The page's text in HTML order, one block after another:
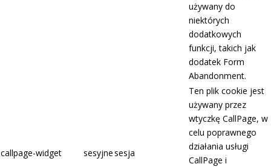
używany do
niektórych
dodatkowych
funkcji, takich jak
dodatek Form
Abandonment.
callpage-widget sesyjnesesja
Ten plik cookie jest
używany przez
wtyczkę CallPage, w
celu poprawnego
działania usługi
CallPage i